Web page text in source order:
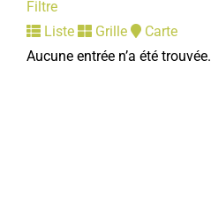
Filtre
Liste
Grille
Carte
Aucune entrée n’a été trouvée.